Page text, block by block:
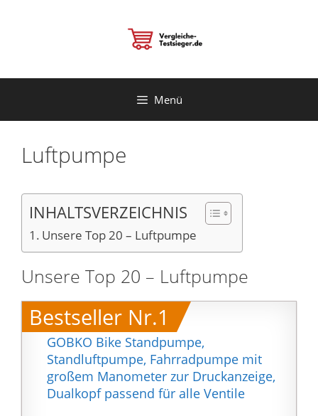
Menü
Luftpumpe
INHALTSVERZEICHNIS
Unsere Top 20 – Luftpumpe
Unsere Top 20 – Luftpumpe
Bestseller Nr.1
GOBKO Bike Standpumpe,
Standluftpumpe, Fahrradpumpe mit
großem Manometer zur Druckanzeige,
Dualkopf passend für alle Ventile